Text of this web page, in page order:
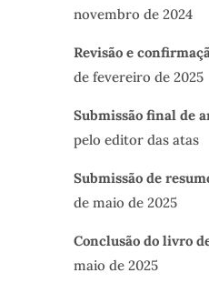
novembro de 2024
Revisão e
de fevereiro de 2025
Submissão final de
pelo editor das atas
Submissão de
de maio de 2025
Conclusão do livro
maio de 2025